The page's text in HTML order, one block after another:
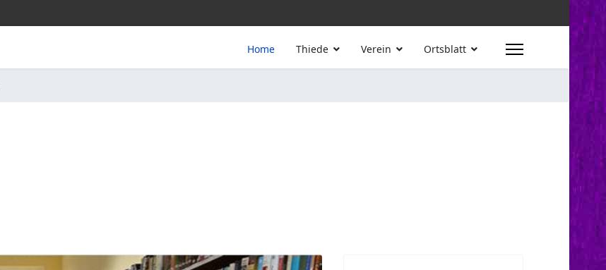
Home Thiede Verein Ortsblatt